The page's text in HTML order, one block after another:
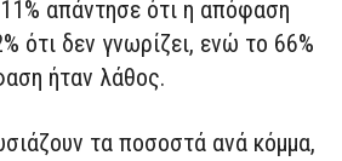
απάντησε ότι η απόφαση
ότι δεν γνωρίζει, ενώ το 66%
ήταν λάθος.
τα ποσοστά ανά κόμμα,